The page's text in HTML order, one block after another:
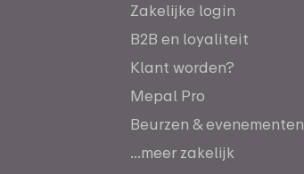
Zakelijke login
B2B en loyaliteit
Klant worden?
Mepal Pro
Beurzen & evenementen
...meer zakelijk